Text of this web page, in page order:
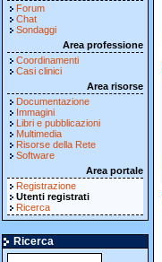
Forum
Chat
Sondaggi
Area professione
Coordinamenti
Casi clinici
Area risorse
Documentazione
Immagini
Libri e pubblicazioni
Multimedia
Risorse della Rete
Software
Area portale
Registrazione
Utenti registrati
Ricerca
Ricerca